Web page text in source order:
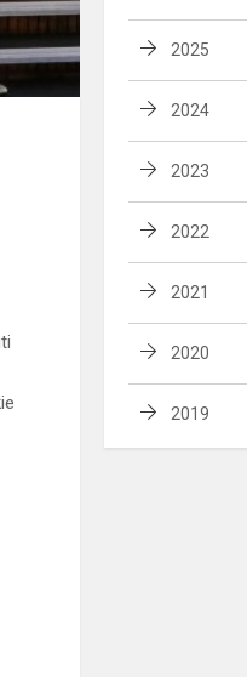
2025
2024
2023
2022
2021
2020
2019